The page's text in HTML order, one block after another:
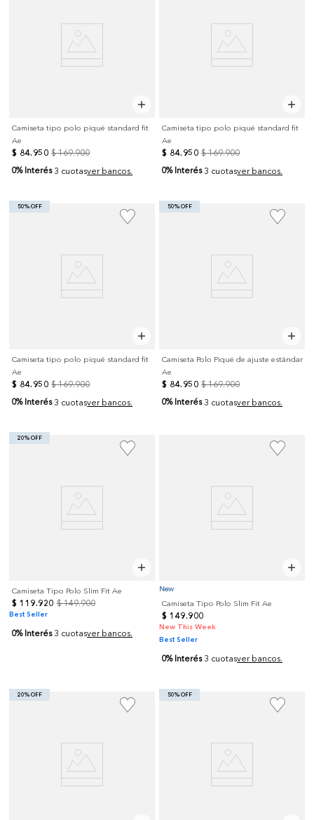
Camiseta tipo polo piqué standard fit
Ae
$ 84. 950 $ 169.900
0% Interés 3 cuotasver bancos.
Camiseta tipo polo piqué standard fit
Ae
$ 84. 950 $ 169.900
0% Interés 3 cuotasver bancos.
50% OFF
Camiseta tipo polo piqué standard fit
Ae
$ 84. 950 $ 169.900
0% Interés 3 cuotasver bancos.
50% OFF
Camiseta Polo Piqué de ajuste estándar
Ae
$ 84. 950 $ 169.900
0% Interés 3 cuotasver bancos.
20% OFF
Camiseta Tipo Polo Slim Fit Ae
$ 119.920 $ 149.900
Best Seller
0% Interés 3 cuotasver bancos.
New
Camiseta Tipo Polo Slim Fit Ae
$ 149.900
New This Week
Best Seller
0% Interés 3 cuotasver bancos.
20% OFF 50% OFF